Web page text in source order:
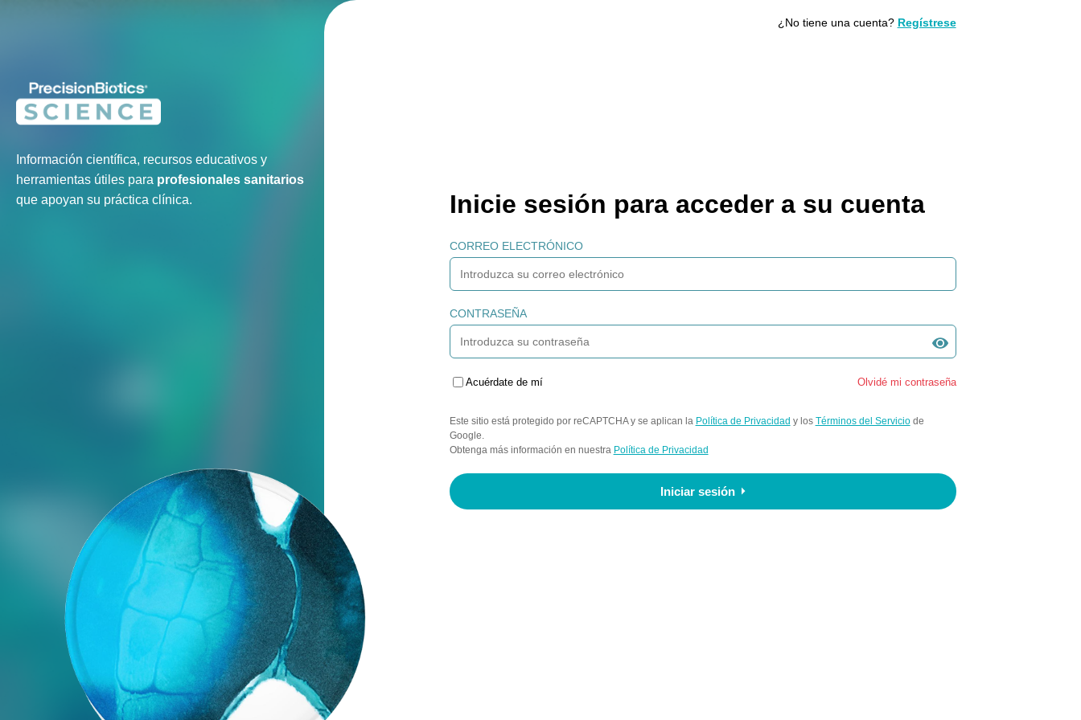
Información científica, recursos educativos y
herramientas útiles para profesionales sanitarios
que apoyan su práctica clínica.
¿No tiene una cuenta? Regístrese
Inicie sesión para acceder a su cuenta
CORREO ELECTRÓNICO
CONTRASEÑA
Acuérdate de mí Olvidé mi contraseña
Este sitio está protegido por reCAPTCHA y se aplican la Política de Privacidad y los Términos del Serviciode
Google.
Obtenga más información en nuestra Política de Privacidad
Iniciar sesión